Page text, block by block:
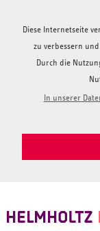
Diese Internetseite
zu verbessern
Durch die
In unserer